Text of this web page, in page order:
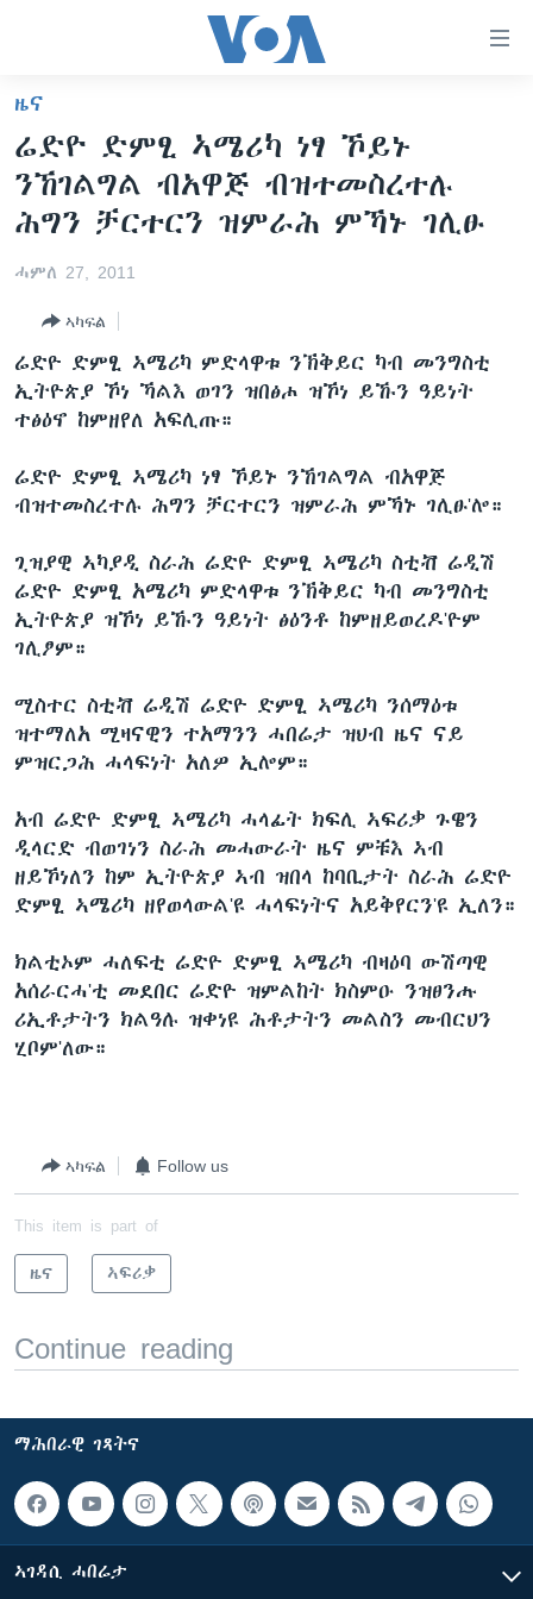
መራኸቢታት
ቀንዲ
ትሕዝቶ
ሕለፍ
ቀንዲ
ናብ
መፈተሺ
ስገር
ኤርትራ/ኢትዮጵያ
ዓለም
ሰሙናዊ መደባት
ሰሙናዊ መደባት
ኤርትራውያን ኣብ ኣመሪካ
ህዝቢ ምስ ህዝቢ
ደቂ ኣንስትዮን ህጻናትን
ሳይንስን ቴክኖሎጂን
ቂሔ ጽልሚ
ራድዮ
VOA60 ዓለም
ቪድዮ
ትምህርቲ እንግሊዝኛ
ማሕበራዊ ገጻትና
ቋንቋታት
ዜና
ሬድዮ ድምፂ ኣሜሪካ ነፃ ኾይኑ
ንኸገልግል ብአዋጅ ብዝተመስረተሉ
ሕግን ቻርተርን ዝምራሕ ምኻኑ ገሊፁ
ሓምለ 27, 2011
ኣካፍል
ሬድዮ ድምፂ ኣሜሪካ ምድላዋቱ ንኽቅይር ካብ መንግስቲ
ኢትዮጵያ ኾነ ኻልእ ወገን ዝበፅሖ ዝኾነ ይኹን ዓይነት
ተፅዕኖ ከምዘየለ አፍሊጡ።
ሬድዮ ድምፂ ኣሜሪካ ነፃ ኾይኑ ንኸገልግል ብአዋጅ
ብዝተመስረተሉ ሕግን ቻርተርን ዝምራሕ ምኻኑ ገሊፁ'ሎ።
ጊዝያዊ ኣካያዲ ስራሕ ሬድዮ ድምፂ ኣሜሪካ ስቲቭ ሬዲሽ
ሬድዮ ድምፂ አሜሪካ ምድላዋቱ ንኽቅይር ካብ መንግስቲ
ኢትዮጵያ ዝኾነ ይኹን ዓይነት ፅዕንቶ ከምዘይወረዶ'ዮም
ገሊፆም።
ሚስተር ስቲቭ ሬዲሽ ሬድዮ ድምፂ ኣሜሪካ ንሰማዕቱ
ዝተማለአ ሚዛናዊን ተአማንን ሓበሬታ ዝህብ ዜና ናይ
ምዝርጋሕ ሓላፍነት አለዎ ኢሎም።
አብ ሬድዮ ድምፂ ኣሜሪካ ሓላፊት ክፍሊ ኣፍሪቃ ጉዌን
ዲላርድ ብወገነን ስራሕ መሓውራት ዜና ምቹእ ኣብ
ዘይኾነለን ከም ኢትዮጵያ ኣብ ዝበላ ከባቢታት ስራሕ ሬድዮ
ድምፂ ኣሜሪካ ዘየወላውል'ዩ ሓላፍነትና አይቅየርን'ዩ ኢለን።
ክልቲኦም ሓለፍቲ ሬድዮ ድምፂ ኣሜሪካ ብዛዕባ ውሽጣዊ
አሰራርሓ'ቲ መደበር ሬድዮ ዝምልከት ክስምዑ ንዝፀንሑ
ሪኢቶታትን ክልዓሉ ዝቀነዩ ሕቶታትን መልስን መብርህን
ሂቦም'ለው።
ኣካፍል Follow us
This item is part of
ዜና ኣፍሪቃ
Continue reading
ማሕበራዊ ገጻትና
ኣገዳሲ ሓበሬታ